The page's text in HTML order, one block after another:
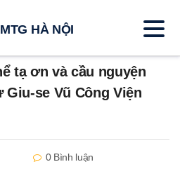
tạ ơn và cầu nguyện
se Vũ Công Viện
0 Bình luận
HÀ NỘI